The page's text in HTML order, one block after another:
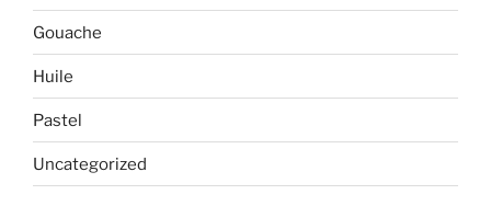
Gouache
Huile
Pastel
Uncategorized